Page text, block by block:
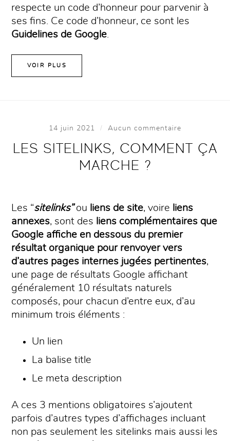
respecte un code d’honneur pour parvenir à
ses fins. Ce code d’honneur, ce sont les
Guidelines de Google
VOIR PLUS
14 juin 2021 / Aucun commentaire
LES SITELINKS, COMMENT ÇA
MARCHE ?
Les “sitelinks”ou liens de site, voire liens
annexes, sont des liens complémentaires que
Google affiche en dessous du premier
résultat organique pour renvoyer vers
d’autres pages internes jugées pertinentes,
une page de résultats Google affichant
généralement 10 résultats naturels
composés, pour chacun d’entre eux, d’au
minimum trois éléments :
Un lien
La balise title
Le meta description
A ces 3 mentions obligatoires s’ajoutent
parfois d’autres types d’affichages incluant
non pas seulement les sitelinks mais aussi les